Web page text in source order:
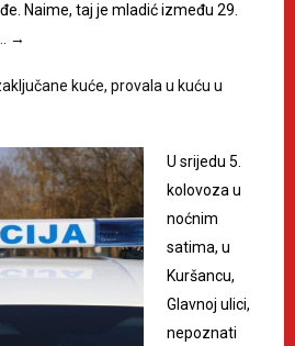
Naime, taj je mladić između 29.
→
kuće, provala u kuću u
U srijedu 5.
kolovoza u
noćnim
satima, u
Kuršancu,
Glavnoj ulici,
nepoznati